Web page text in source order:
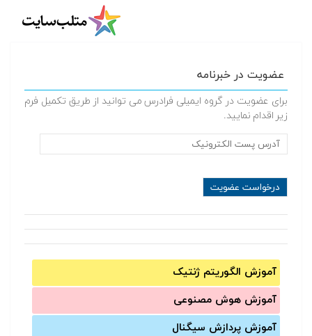
عضویت در خبرنامه
برای عضویت در گروه ایمیلی فرادرس می توانید از طریق تکمیل فرم
زیر اقدام نمایید.
آموزش الگوریتم ژنتیک
آموزش‌ هوش مصنوعی
آموزش‌ پردازش سیگنال